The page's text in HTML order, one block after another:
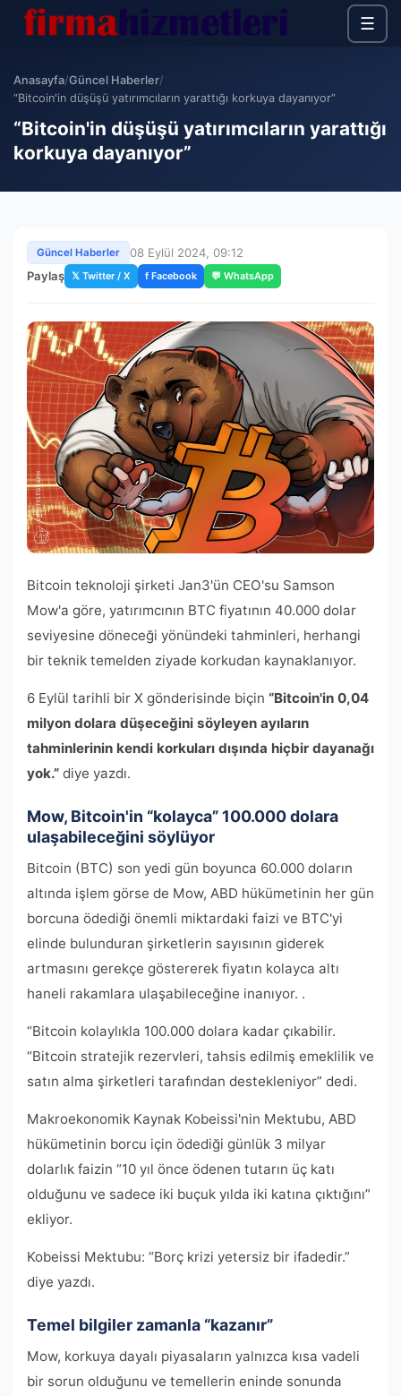
☰
Anasayfa/Güncel Haberler/
“Bitcoin'in düşüşü yatırımcıların yarattığı korkuya dayanıyor”
“Bitcoin'in düşüşü yatırımcıların yarattığı
korkuya dayanıyor”
Güncel Haberler
08 Eylül 2024, 09:12
Paylaş 𝕏 Twitter / X f Facebook 💬 WhatsApp
Bitcoin teknoloji şirketi Jan3'ün CEO'su Samson
Mow'a göre, yatırımcının BTC fiyatının 40.000 dolar
seviyesine döneceği yönündeki tahminleri, herhangi
bir teknik temelden ziyade korkudan kaynaklanıyor.
6 Eylül tarihli bir X gönderisinde biçin “Bitcoin'in 0,04
milyon dolara düşeceğini söyleyen ayıların
tahminlerinin kendi korkuları dışında hiçbir dayanağı
yok.” diye yazdı.
Mow, Bitcoin'in “kolayca” 100.000 dolara
ulaşabileceğini söylüyor
Bitcoin (BTC) son yedi gün boyunca 60.000 doların
altında işlem görse de Mow, ABD hükümetinin her gün
borcuna ödediği önemli miktardaki faizi ve BTC'yi
elinde bulunduran şirketlerin sayısının giderek
artmasını gerekçe göstererek fiyatın kolayca altı
haneli rakamlara ulaşabileceğine inanıyor. .
“Bitcoin kolaylıkla 100.000 dolara kadar çıkabilir.
“Bitcoin stratejik rezervleri, tahsis edilmiş emeklilik ve
satın alma şirketleri tarafından destekleniyor” dedi.
Makroekonomik Kaynak Kobeissi'nin Mektubu, ABD
hükümetinin borcu için ödediği günlük 3 milyar
dolarlık faizin “10 yıl önce ödenen tutarın üç katı
olduğunu ve sadece iki buçuk yılda iki katına çıktığını”
ekliyor.
Kobeissi Mektubu: “Borç krizi yetersiz bir ifadedir.”
diye yazdı.
Temel bilgiler zamanla “kazanır”
Mow, korkuya dayalı piyasaların yalnızca kısa vadeli
bir sorun olduğunu ve temellerin eninde sonunda